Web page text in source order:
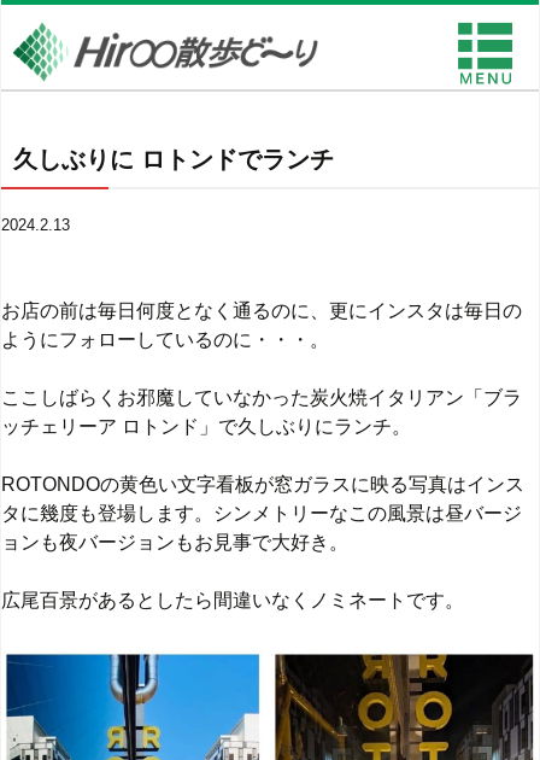
久しぶりに ロトンドでランチ
2024.2.13
お店の前は毎日何度となく通るのに、更にインスタは毎日の
ようにフォローしているのに・・・。
ここしばらくお邪魔していなかった炭火焼イタリアン「ブラ
ッチェリーア ロトンド」で久しぶりにランチ。
ROTONDOの黄色い文字看板が窓ガラスに映る写真はインス
タに幾度も登場します。シンメトリーなこの風景は昼バージ
ョンも夜バージョンもお見事で大好き。
広尾百景があるとしたら間違いなくノミネートです。